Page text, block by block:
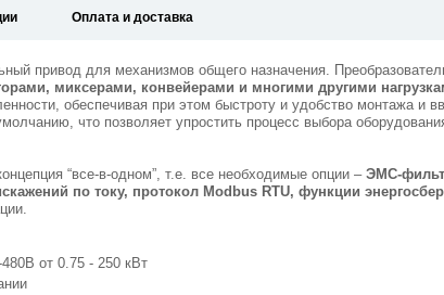
Оплата и доставка
привод для механизмов общего назначения.
миксерами, конвейерами и многими другими
обеспечивая при этом быстроту и удобство монтажа и
что позволяет упростить процесс выбора
“все-в-одном”, т.е. все необходимые опции – ЭМС-
по току, протокол Modbus RTU, функции
от 0.75 - 250 кВт